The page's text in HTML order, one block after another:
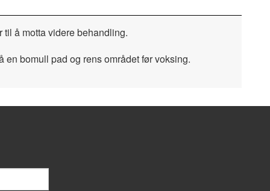
å motta videre behandling.
bomull pad og rens området før voksing.